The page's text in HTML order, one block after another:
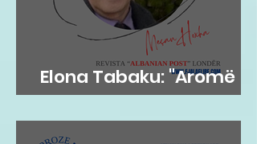
Elona Tabaku: "Aromë
gjethi"